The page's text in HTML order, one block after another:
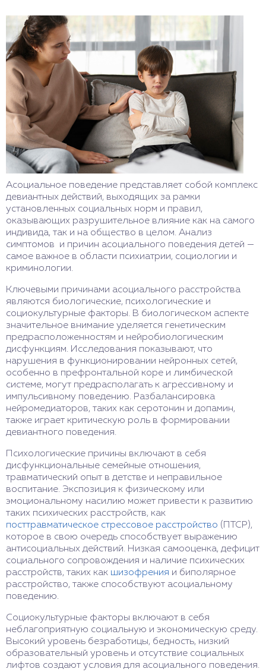
Асоциальное поведение представляет собой комплекс
девиантных действий, выходящих за рамки
установленных социальных норм и правил,
оказывающих разрушительное влияние как на самого
индивида, так и на общество в целом. Анализ
симптомов и причин асоциального поведения детей —
самое важное в области психиатрии, социологии и
криминологии.
Ключевыми причинами асоциального расстройства
являются биологические, психологические и
социокультурные факторы. В биологическом аспекте
значительное внимание уделяется генетическим
предрасположенностям и нейробиологическим
дисфункциям. Исследования показывают, что
нарушения в функционировании нейронных сетей,
особенно в префронтальной коре и лимбической
системе, могут предрасполагать к агрессивному и
импульсивному поведению. Разбалансировка
нейромедиаторов, таких как серотонин и допамин,
также играет критическую роль в формировании
девиантного поведения.
Психологические причины включают в себя
дисфункциональные семейные отношения,
травматический опыт в детстве и неправильное
воспитание. Экспозиция к физическому или
эмоциональному насилию может привести к развитию
таких психических расстройств, как
посттравматическое стрессовое расстройство (ПТСР),
которое в свою очередь способствует выражению
антисоциальных действий. Низкая самооценка, дефицит
социального сопровождения и наличие психических
расстройств, таких как шизофрения и биполярное
расстройство, также способствуют асоциальному
поведению.
Социокультурные факторы включают в себя
неблагоприятную социальную и экономическую среду.
Высокий уровень безработицы, бедность, низкий
образовательный уровень и отсутствие социальных
лифтов создают условия для асоциального поведения.